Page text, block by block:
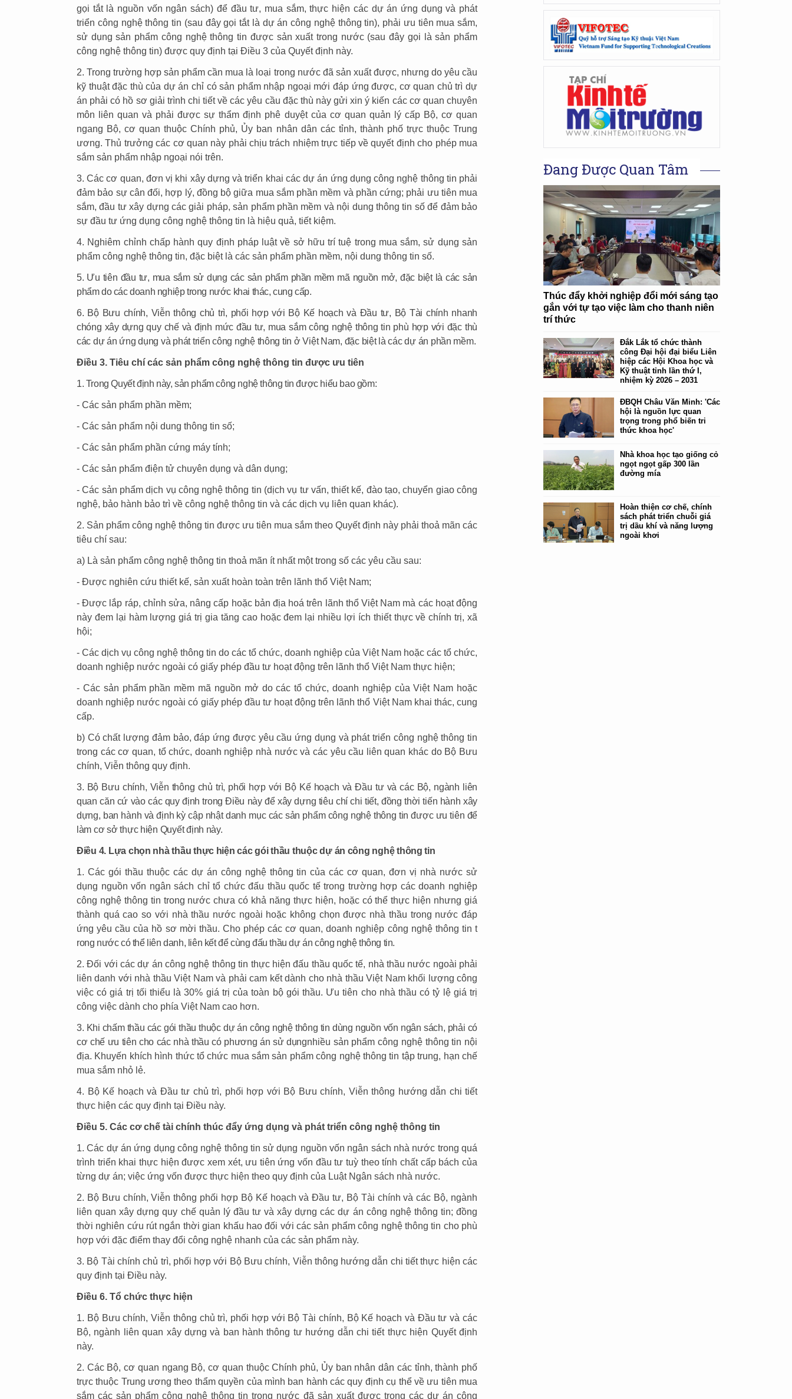
gọi tắt là nguồn vốn ngân sách) để đầu tư, mua sắm, thực hiện các dự án ứng dụng và phát
triển công nghệ thông tin (sau đây gọi tắt là dự án công nghệ thông tin), phải ưu tiên mua sắm,
sử dụng sản phẩm công nghệ thông tin được sản xuất trong nước (sau đây gọi là sản phẩm
công nghệ thông tin) được quy định tại Điều 3 của Quyết định này.
2. Trong trường hợp sản phẩm cần mua là loại trong nước đã sản xuất được, nhưng do yêu cầu
kỹ thuật đặc thù của dự án chỉ có sản phẩm nhập ngoại mới đáp ứng được, cơ quan chủ trì dự
án phải có hồ sơ giải trình chi tiết về các yêu cầu đặc thù này gửi xin ý kiến các cơ quan chuyên
môn liên quan và phải được sự thẩm định phê duyệt của cơ quan quản lý cấp Bộ, cơ quan
ngang Bộ, cơ quan thuộc Chính phủ, Ủy ban nhân dân các tỉnh, thành phố trực thuộc Trung
ương. Thủ trưởng các cơ quan này phải chịu trách nhiệm trực tiếp về quyết định cho phép mua
sắm sản phẩm nhập ngoại nói trên.
3. Các cơ quan, đơn vị khi xây dựng và triển khai các dự án ứng dụng công nghệ thông tin phải
đảm bảo sự cân đối, hợp lý, đồng bộ giữa mua sắm phần mềm và phần cứng; phải ưu tiên mua
sắm, đầu tư xây dựng các giải pháp, sản phẩm phần mềm và nội dung thông tin số để đảm bảo
sự đầu tư ứng dụng công nghệ thông tin là hiệu quả, tiết kiệm.
4. Nghiêm chỉnh chấp hành quy định pháp luật về sở hữu trí tuệ trong mua sắm, sử dụng sản
phẩm công nghệ thông tin, đặc biệt là các sản phẩm phần mềm, nội dung thông tin số.
5. Ưu tiên đầu tư, mua sắm sử dụng các sản phẩm phần mềm mã nguồn mở, đặc biệt là các sản
phẩm do các doanh nghiệp trong nước khai thác, cung cấp.
6. Bộ Bưu chính, Viễn thông chủ trì, phối hợp với Bộ Kế hoạch và Đầu tư, Bộ Tài chính nhanh
chóng xây dựng quy chế và định mức đầu tư, mua sắm công nghệ thông tin phù hợp với đặc thù
các dự án ứng dụng và phát triển công nghệ thông tin ở Việt Nam, đặc biệt là các dự án phần mềm.
Điều 3. Tiêu chí các sản phẩm công nghệ thông tin được ưu tiên
1. Trong Quyết định này, sản phẩm công nghệ thông tin được hiểu bao gồm:
- Các sản phẩm phần mềm;
- Các sản phẩm nội dung thông tin số;
- Các sản phẩm phần cứng máy tính;
- Các sản phẩm điện tử chuyên dụng và dân dụng;
- Các sản phẩm dịch vụ công nghệ thông tin (dịch vụ tư vấn, thiết kế, đào tạo, chuyển giao công
nghệ, bảo hành bảo trì về công nghệ thông tin và các dịch vụ liên quan khác).
2. Sản phẩm công nghệ thông tin được ưu tiên mua sắm theo Quyết định này phải thoả mãn các
tiêu chí sau:
a) Là sản phẩm công nghệ thông tin thoả mãn ít nhất một trong số các yêu cầu sau:
- Được nghiên cứu thiết kế, sản xuất hoàn toàn trên lãnh thổ Việt Nam;
- Được lắp ráp, chỉnh sửa, nâng cấp hoặc bản địa hoá trên lãnh thổ Việt Nam mà các hoạt động
này đem lại hàm lượng giá trị gia tăng cao hoặc đem lại nhiều lợi ích thiết thực về chính trị, xã
hội;
- Các dịch vụ công nghệ thông tin do các tổ chức, doanh nghiệp của Việt Nam hoặc các tổ chức,
doanh nghiệp nước ngoài có giấy phép đầu tư hoạt động trên lãnh thổ Việt Nam thực hiện;
- Các sản phẩm phần mềm mã nguồn mở do các tổ chức, doanh nghiệp của Việt Nam hoặc
doanh nghiệp nước ngoài có giấy phép đầu tư hoạt động trên lãnh thổ Việt Nam khai thác, cung
cấp.
b) Có chất lượng đảm bảo, đáp ứng được yêu cầu ứng dụng và phát triển công nghệ thông tin
trong các cơ quan, tổ chức, doanh nghiệp nhà nước và các yêu cầu liên quan khác do Bộ Bưu
chính, Viễn thông quy định.
3. Bộ Bưu chính, Viễn thông chủ trì, phối hợp với Bộ Kế hoạch và Đầu tư và các Bộ, ngành liên
quan căn cứ vào các quy định trong Điều này để xây dựng tiêu chí chi tiết, đồng thời tiến hành xây
dựng, ban hành và định kỳ cập nhật danh mục các sản phẩm công nghệ thông tin được ưu tiên để
làm cơ sở thực hiện Quyết định này.
Điều 4. Lựa chọn nhà thầu thực hiện các gói thầu thuộc dự án công nghệ thông tin
1. Các gói thầu thuộc các dự án công nghệ thông tin của các cơ quan, đơn vị nhà nước sử
dụng nguồn vốn ngân sách chỉ tổ chức đấu thầu quốc tế trong trường hợp các doanh nghiệp
công nghệ thông tin trong nước chưa có khả năng thực hiện, hoặc có thể thực hiện nhưng giá
thành quá cao so với nhà thầu nước ngoài hoặc không chọn được nhà thầu trong nước đáp
ứng yêu cầu của hồ sơ mời thầu. Cho phép các cơ quan, doanh nghiệp công nghệ thông tin t
rong nước có thể liên danh, liên kết để cùng đấu thầu dự án công nghệ thông tin.
2. Đối với các dự án công nghệ thông tin thực hiện đấu thầu quốc tế, nhà thầu nước ngoài phải
liên danh với nhà thầu Việt Nam và phải cam kết dành cho nhà thầu Việt Nam khối lượng công
việc có giá trị tối thiểu là 30% giá trị của toàn bộ gói thầu. Ưu tiên cho nhà thầu có tỷ lệ giá trị
công việc dành cho phía Việt Nam cao hơn.
3. Khi chấm thầu các gói thầu thuộc dự án công nghệ thông tin dùng nguồn vốn ngân sách, phải có
cơ chế ưu tiên cho các nhà thầu có phương án sử dụngnhiều sản phẩm công nghệ thông tin nội
địa. Khuyến khích hình thức tổ chức mua sắm sản phẩm công nghệ thông tin tập trung, hạn chế
mua sắm nhỏ lẻ.
4. Bộ Kế hoạch và Đầu tư chủ trì, phối hợp với Bộ Bưu chính, Viễn thông hướng dẫn chi tiết
thực hiện các quy định tại Điều này.
Điều 5. Các cơ chế tài chính thúc đẩy ứng dụng và phát triển công nghệ thông tin
1. Các dự án ứng dụng công nghệ thông tin sử dụng nguồn vốn ngân sách nhà nước trong quá
trình triển khai thực hiện được xem xét, ưu tiên ứng vốn đầu tư tuỳ theo tính chất cấp bách của
từng dự án; việc ứng vốn được thực hiện theo quy định của Luật Ngân sách nhà nước.
2. Bộ Bưu chính, Viễn thông phối hợp Bộ Kế hoạch và Đầu tư, Bộ Tài chính và các Bộ, ngành
liên quan xây dựng quy chế quản lý đầu tư và xây dựng các dự án công nghệ thông tin; đồng
thời nghiên cứu rút ngắn thời gian khấu hao đối với các sản phẩm công nghệ thông tin cho phù
hợp với đặc điểm thay đổi công nghệ nhanh của các sản phẩm này.
3. Bộ Tài chính chủ trì, phối hợp với Bộ Bưu chính, Viễn thông hướng dẫn chi tiết thực hiện các
quy định tại Điều này.
Điều 6. Tổ chức thực hiện
1. Bộ Bưu chính, Viễn thông chủ trì, phối hợp với Bộ Tài chính, Bộ Kế hoạch và Đầu tư và các
Bộ, ngành liên quan xây dựng và ban hành thông tư hướng dẫn chi tiết thực hiện Quyết định
này.
2. Các Bộ, cơ quan ngang Bộ, cơ quan thuộc Chính phủ, Ủy ban nhân dân các tỉnh, thành phố
trực thuộc Trung ương theo thẩm quyền của mình ban hành các quy định cụ thể về ưu tiên mua
sắm các sản phẩm công nghệ thông tin trong nước đã sản xuất được trong các dự án công
Đang Được Quan Tâm
Thúc đẩy khởi nghiệp đổi mới sáng tạo
gắn với tự tạo việc làm cho thanh niên
trí thức
Đắk Lắk tổ chức thành
công Đại hội đại biểu Liên
hiệp các Hội Khoa học và
Kỹ thuật tỉnh lần thứ I,
nhiệm kỳ 2026 – 2031
ĐBQH Châu Văn Minh: 'Các
hội là nguồn lực quan
trọng trong phổ biến tri
thức khoa học'
Nhà khoa học tạo giống cỏ
ngọt ngọt gấp 300 lần
đường mía
Hoàn thiện cơ chế, chính
sách phát triển chuỗi giá
trị dầu khí và năng lượng
ngoài khơi